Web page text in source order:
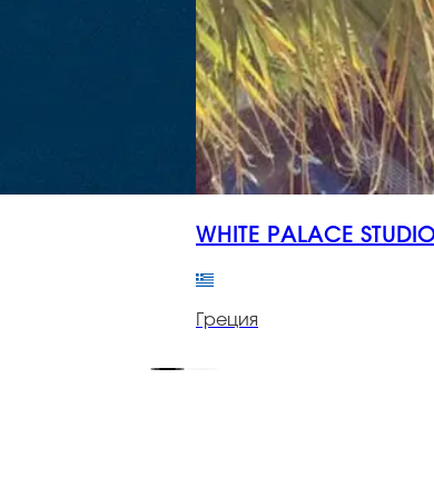
WHITE PALACE
Греция